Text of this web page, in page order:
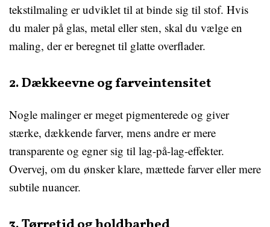
tekstilmaling er udviklet til at binde sig til stof. Hvis
du maler på glas, metal eller sten, skal du vælge en
maling, der er beregnet til glatte overflader.
2. Dækkeevne og farveintensitet
Nogle malinger er meget pigmenterede og giver
stærke, dækkende farver, mens andre er mere
transparente og egner sig til lag-på-lag-effekter.
Overvej, om du ønsker klare, mættede farver eller mere
subtile nuancer.